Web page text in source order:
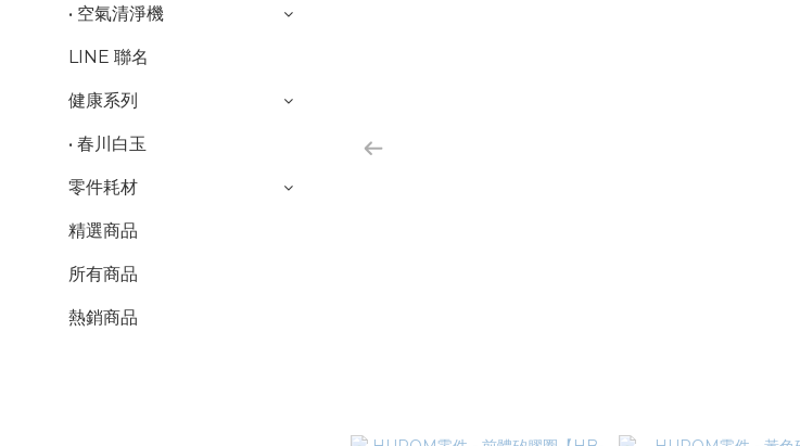
• 空氣清淨機
LINE 聯名
健康系列
• 春川白玉
零件耗材
精選商品
所有商品
熱銷商品